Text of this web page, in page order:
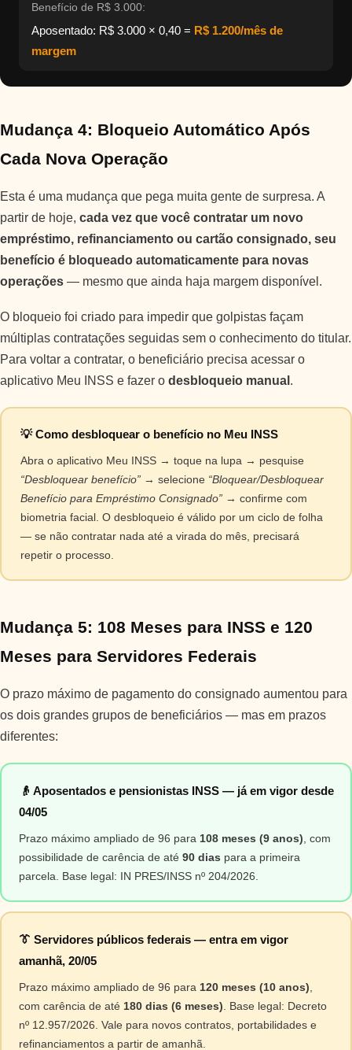
Benefício de R$ 3.000:
Aposentado: R$ 3.000 × 0,40 = R$ 1.200/mês de
margem
Mudança 4: Bloqueio Automático Após
Cada Nova Operação
Esta é uma mudança que pega muita gente de surpresa. A
partir de hoje, cada vez que você contratar um novo
empréstimo, refinanciamento ou cartão consignado, seu
benefício é bloqueado automaticamente para novas
operações — mesmo que ainda haja margem disponível.
O bloqueio foi criado para impedir que golpistas façam
múltiplas contratações seguidas sem o conhecimento do titular.
Para voltar a contratar, o beneficiário precisa acessar o
aplicativo Meu INSS e fazer o desbloqueio manual .
💡 Como desbloquear o benefício no Meu INSS
Abra o aplicativo Meu INSS → toque na lupa → pesquise
“Desbloquear benefício”→ selecione “Bloquear/Desbloquear
Benefício para Empréstimo Consignado”→ confirme com
biometria facial. O desbloqueio é válido por um ciclo de folha
— se não contratar nada até a virada do mês, precisará
repetir o processo.
Mudança 5: 108 Meses para INSS e 120
Meses para Servidores Federais
O prazo máximo de pagamento do consignado aumentou para
os dois grandes grupos de beneficiários — mas em prazos
diferentes:
👴 Aposentados e pensionistas INSS — já em vigor desde
04/05
Prazo máximo ampliado de 96 para 108 meses (9 anos) , com
possibilidade de carência de até 90 dias para a primeira
parcela. Base legal: IN PRES/INSS nº 204/2026.
👔 Servidores públicos federais — entra em vigor
amanhã, 20/05
Prazo máximo ampliado de 96 para 120 meses (10 anos)
com carência de até 180 dias (6 meses) . Base legal: Decreto
nº 12.957/2026. Vale para novos contratos, portabilidades e
refinanciamentos a partir de amanhã.